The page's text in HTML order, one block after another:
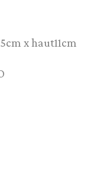
x haut11cm